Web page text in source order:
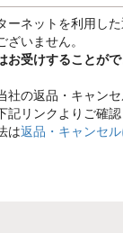
ーネットを利用し
いません。
お受けすることが
社の返品・キャン
リンクよりご確認
は返品・キャンセ